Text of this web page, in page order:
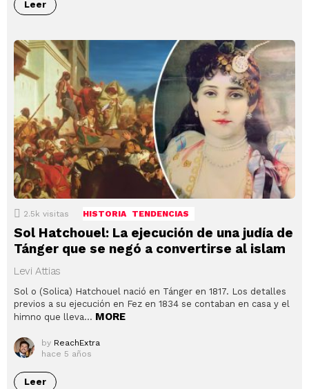
Leer
2.5k visitas HISTORIA TENDENCIAS
Sol Hatchouel: La ejecución de una judía de
Tánger que se negó a convertirse al islam
Levi Attias
Sol o (Solica) Hatchouel nació en Tánger en 1817. Los detalles
previos a su ejecución en Fez en 1834 se contaban en casa y el
himno que lleva… MORE
by ReachExtra
hace 5 años
Leer